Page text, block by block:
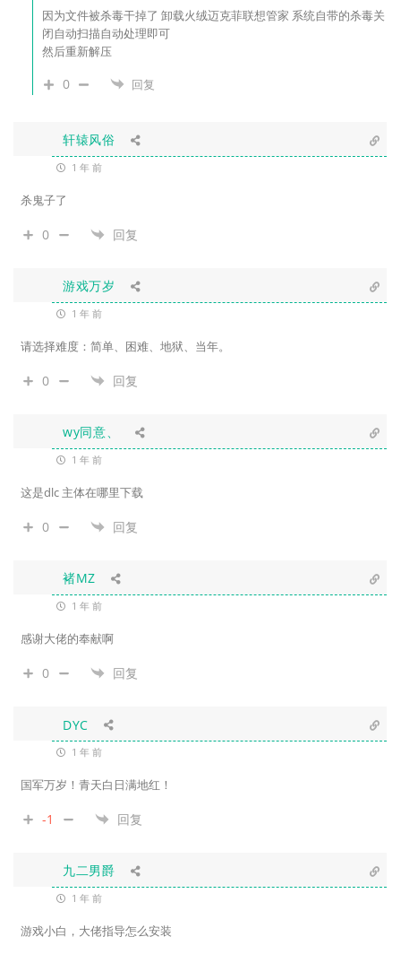
因为文件被杀毒干掉了 卸载火绒迈克菲联想管家 系统自带的杀毒关
闭自动扫描自动处理即可
然后重新解压
0 回复
轩辕风俗
1 年 前
杀鬼子了
0 回复
游戏万岁
1 年 前
请选择难度：简单、困难、地狱、当年。
0 回复
wy同意、
1 年 前
这是dlc 主体在哪里下载
0 回复
褚MZ
1 年 前
感谢大佬的奉献啊
0 回复
DYC
1 年 前
国军万岁！青天白日满地红！
-1 回复
九二男爵
1 年 前
游戏小白，大佬指导怎么安装